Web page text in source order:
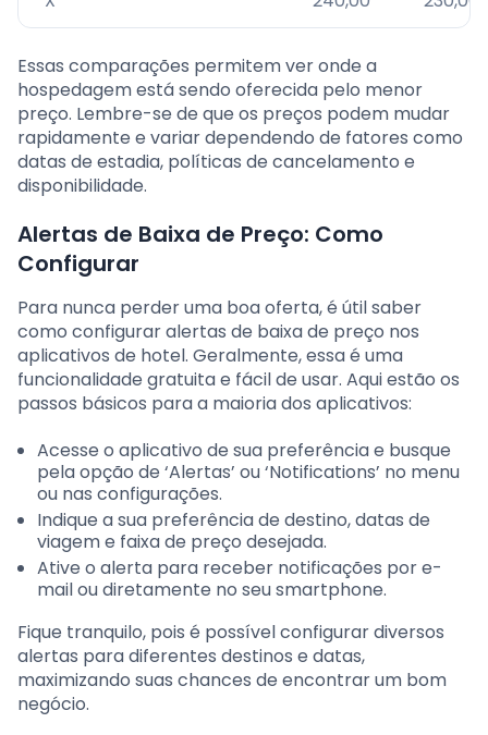
Essas comparações permitem ver onde a
hospedagem está sendo oferecida pelo menor
preço. Lembre-se de que os preços podem mudar
rapidamente e variar dependendo de fatores como
datas de estadia, políticas de cancelamento e
disponibilidade.
Alertas de Baixa de Preço: Como
Configurar
Para nunca perder uma boa oferta, é útil saber
como configurar alertas de baixa de preço nos
aplicativos de hotel. Geralmente, essa é uma
funcionalidade gratuita e fácil de usar. Aqui estão os
passos básicos para a maioria dos aplicativos:
Acesse o aplicativo de sua preferência e busque
pela opção de ‘Alertas’ ou ‘Notifications’ no menu
ou nas configurações.
Indique a sua preferência de destino, datas de
viagem e faixa de preço desejada.
Ative o alerta para receber notificações por e-
mail ou diretamente no seu smartphone.
Fique tranquilo, pois é possível configurar diversos
alertas para diferentes destinos e datas,
maximizando suas chances de encontrar um bom
negócio.